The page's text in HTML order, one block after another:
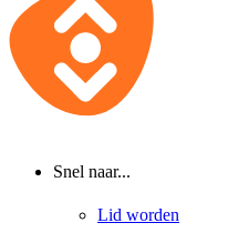
Snel naar...
Lid worden